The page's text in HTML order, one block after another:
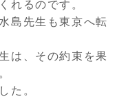
れるのです。
島先生も東京へ転
は、その約束を果
た。